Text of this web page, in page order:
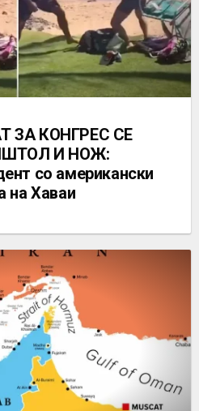
ЗА КОНГРЕС СЕ
И НОЖ:
со американски
на Хаваи